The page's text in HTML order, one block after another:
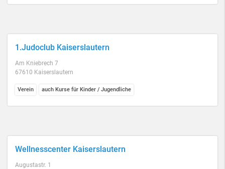
1.Judoclub Kaiserslautern
Am Kniebrech 7
67610 Kaiserslautern
Verein auch Kurse für Kinder / Jugendliche
Wellnesscenter Kaiserslautern
Augustastr. 1